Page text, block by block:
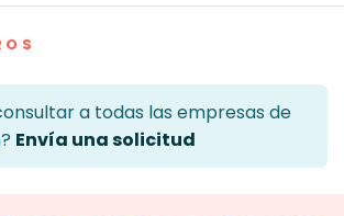
a todas las empresas de
Envía una solicitud